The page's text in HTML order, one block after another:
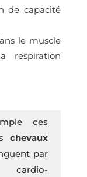
de capacité
le muscle
respiration
ces
chevaux
par
cardio-